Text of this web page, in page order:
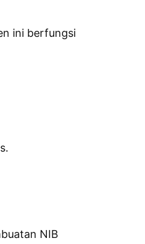
ini berfungsi
NIB